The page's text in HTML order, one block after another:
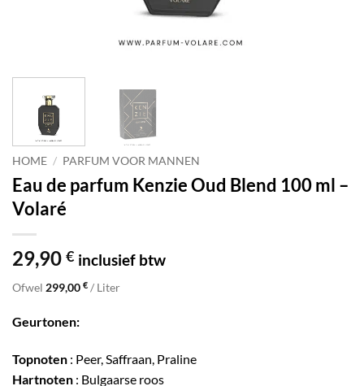
HOME / PARFUM VOOR MANNEN
Eau de parfum Kenzie Oud Blend 100 ml –
Volaré
29,90 € inclusief btw
Ofwel 299,00 € / Liter
Geurtonen:
Topnoten : Peer, Saffraan, Praline
Hartnoten : Bulgaarse roos